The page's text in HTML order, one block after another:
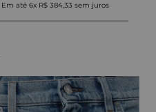
Em até 6x R$ 384,33 sem juros